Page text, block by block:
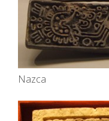
Nazca